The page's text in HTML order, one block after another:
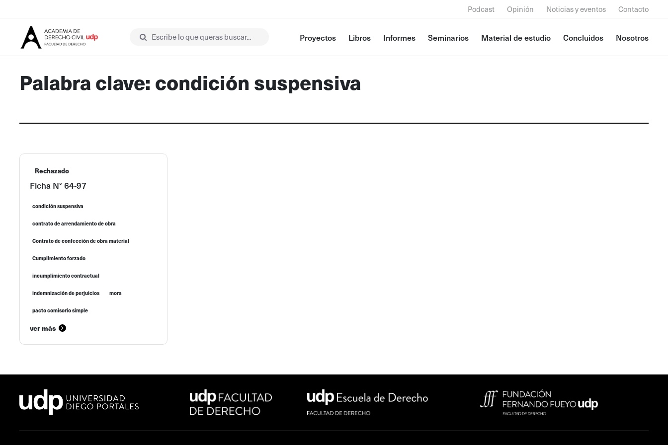
Podcast Opinión Noticias y eventos Contacto
Escribe lo que queras buscar... Proyectos Libros Informes Seminarios Material de estudio Concluidos Nosotros
Palabra clave: condición suspensiva
Rechazado
Ficha N° 64-97
condición suspensiva
contrato de arrendamiento de obra
Contrato de confección de obra material
Cumplimiento forzado
incumplimiento contractual
indemnización de perjuicios mora
pacto comisorio simple
ver más